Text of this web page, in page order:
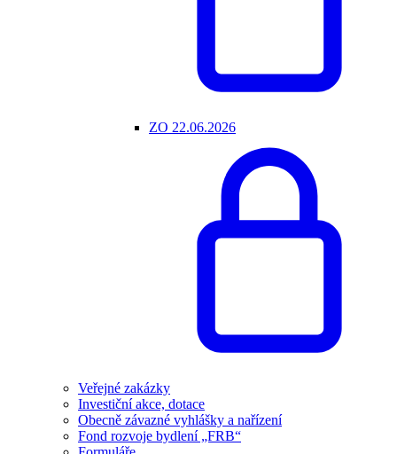
ZO 22.06.2026
Veřejné zakázky
Investiční akce, dotace
Obecně závazné vyhlášky a nařízení
Fond rozvoje bydlení „FRB“